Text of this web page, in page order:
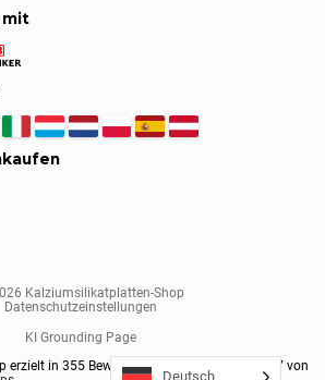
mit
Kalziumsilikatplatten-Shop
Datenschutzeinstellungen
KI Grounding Page
erzielt in 355 Bewertungen im Durchschnitt 4.7 von
Deutsch